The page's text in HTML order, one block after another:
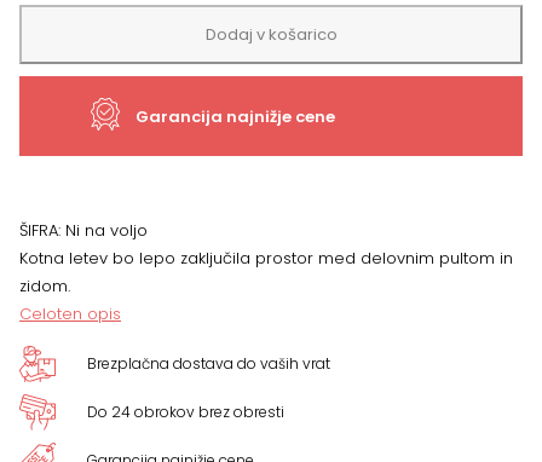
letev,
več
Dodaj v košarico
Garancija najnižje cene
ŠIFRA: Ni na voljo
Kotna letev bo lepo zaključila prostor med delovnim pultom in
zidom.
Celoten opis
Brezplačna dostava do vaših vrat
Do 24 obrokov brez obresti